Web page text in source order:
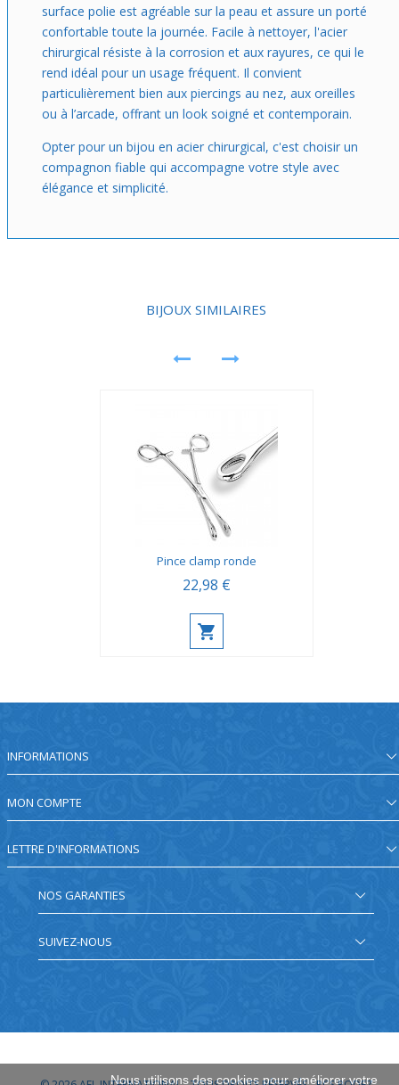
surface polie est agréable sur la peau et assure un porté
confortable toute la journée. Facile à nettoyer, l'acier
chirurgical résiste à la corrosion et aux rayures, ce qui le
rend idéal pour un usage fréquent. Il convient
particulièrement bien aux piercings au nez, aux oreilles
ou à l’arcade, offrant un look soigné et contemporain.
Opter pour un bijou en acier chirurgical, c'est choisir un
compagnon fiable qui accompagne votre style avec
élégance et simplicité.
BIJOUX SIMILAIRES
Pince clamp ronde
22,98 €
INFORMATIONS
MON COMPTE
LETTRE D'INFORMATIONS
Nous utilisons des cookies pour améliorer votre
NOS GARANTIES
SUIVEZ-NOUS